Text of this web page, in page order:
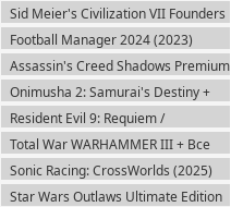
Sid Meier's Civilization VII Founders
Edition (2025) Steam-Rip
Football Manager 2024 (2023)
Steam-Rip
Assassin's Creed Shadows Premium
Edition (2025) Пиратка
Onimusha 2: Samurai's Destiny +
DLC (2025) Пиратка
Resident Evil 9: Requiem /
BIOHAZARD Реквием (2026)
Пиратка
Total War WARHAMMER III + Все
DLC (2022-2025) Steam-Rip
Sonic Racing: CrossWorlds (2025)
Steam-Rip
Star Wars Outlaws Ultimate Edition